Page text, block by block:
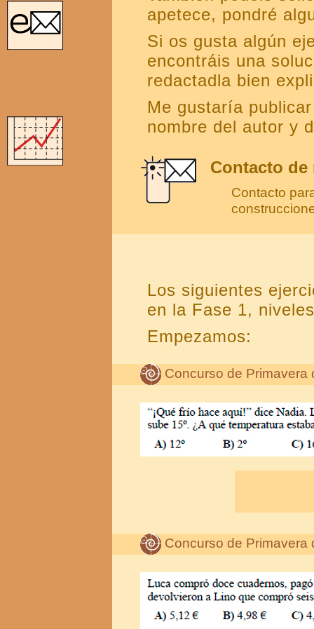
apetece, pondré
Si os gusta algún
encontráis una
redactadla bien
Me gustaría
nombre del autor y
Contacto de
Contacto
Los siguientes
en la Fase 1,
Empezamos:
Concurso de Primavera
Concurso de Primavera